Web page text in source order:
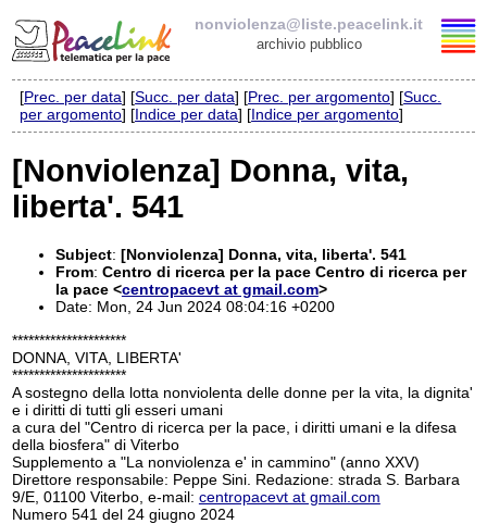
nonviolenza@liste.peacelink.it
archivio pubblico
Elenco delle liste
Policy delle liste di PeaceLink
Informativa sulla privacy
Richieste di rimozione
[Prec. per data] [Succ. per data] [Prec. per argomento] [Succ.
per argomento] [Indice per data] [Indice per argomento]
[Nonviolenza] Donna, vita,
liberta'. 541
Subject: [Nonviolenza] Donna, vita, liberta'. 541
From: Centro di ricerca per la pace Centro di ricerca per
la pace <centropacevt at gmail.com>
Date: Mon, 24 Jun 2024 08:04:16 +0200
*********************
DONNA, VITA, LIBERTA'
*********************
A sostegno della lotta nonviolenta delle donne per la vita, la dignita'
e i diritti di tutti gli esseri umani
a cura del "Centro di ricerca per la pace, i diritti umani e la difesa
della biosfera" di Viterbo
Supplemento a "La nonviolenza e' in cammino" (anno XXV)
Direttore responsabile: Peppe Sini. Redazione: strada S. Barbara
9/E, 01100 Viterbo, e-mail: centropacevt at gmail.com
Numero 541 del 24 giugno 2024